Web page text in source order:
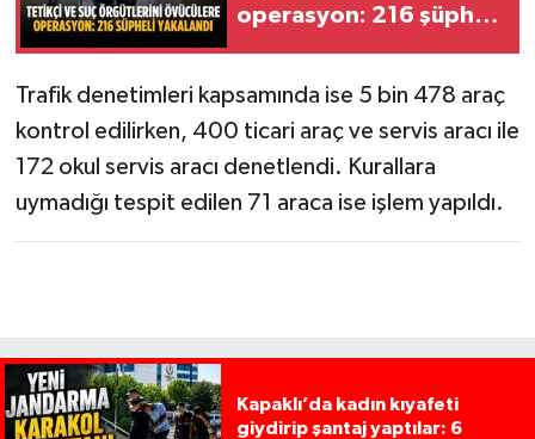
operasyon: 216 şüpheli
Trafik denetimleri kapsamında ise 5 bin 478 araç
kontrol edilirken, 400 ticari araç ve servis aracı ile
172 okul servis aracı denetlendi. Kurallara
uymadığı tespit edilen 71 araca ise işlem yapıldı.
Kapaklı’da kadın kıyafeti
giydirip şantaj yaptılar: 6